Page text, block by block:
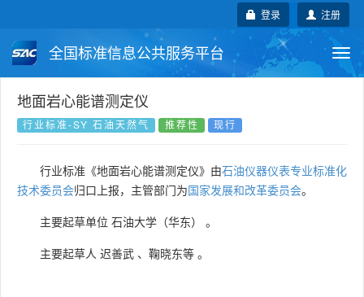
注册
登录
全国标准信息公共服务平台
国家标准
国外标准 技术委员会
地面岩心能谱测定仪
行业标准-SY 石油天然气 推荐性 现行
行业标准《地面岩心能谱测定仪》由石油仪器仪表专业标准化
技术委员会归口上报，主管部门为国家发展和改革委员会。
主要起草单位 石油大学（华东） 。
主要起草人 迟善武 、 鞠晓东等 。